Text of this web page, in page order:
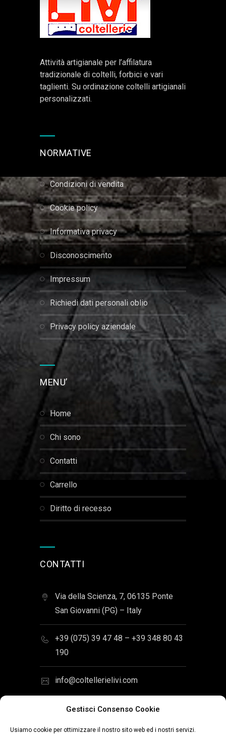
Gestisci Consenso Cookie
Usiamo cookie per ottimizzare il nostro sito web ed i nostri servizi.
Attività artigianale per l’affilatura
tradizionale di coltelli, forbici e vari
taglienti. Su ordinazione coltelli artigianali
personalizzati.
NORMATIVE
condizioni di vendita
cookie policy
informativa privacy
disconoscimento
impressum
richiedi dati personali oblio
privacy policy aziendale
MENU’
home
chi sono
contatti
carrello
diritto di recesso
CONTATTI
Via della Scienza, 7, 06135 Ponte
San Giovanni (PG) – Italy
+39 (075) 39 47 48 – +39 348 80 43
190
info@coltellerielivi.com